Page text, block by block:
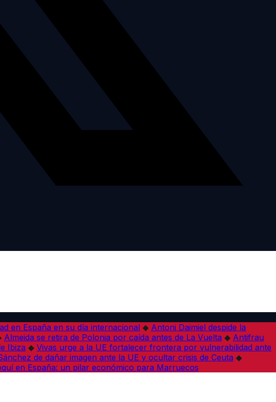
en España en su día internacional ◆ Antoni Daimiel despide la
Almeida se retira de Polonia por caída antes de La Vuelta ◆ Antifrau
Ibiza ◆ Vivas urge a la UE fortalecer frontera por vulnerabilidad ante
de dañar imagen ante la UE y ocultar crisis de Ceuta ◆
en España: un pilar económico para Marruecos